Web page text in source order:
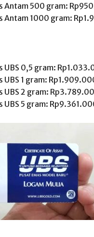
Antam 500 gram:
Antam 1000 gram:
UBS 0,5 gram:
UBS 1 gram:
UBS 2 gram:
UBS 5 gram: